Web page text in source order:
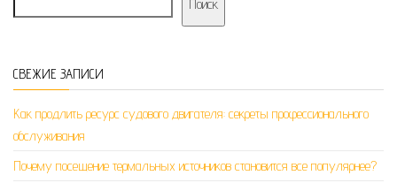
Поиск
СВЕЖИЕ ЗАПИСИ
Как продлить ресурс судового двигателя: секреты профессионального
обслуживания
Почему посещение термальных источников становится все популярнее?